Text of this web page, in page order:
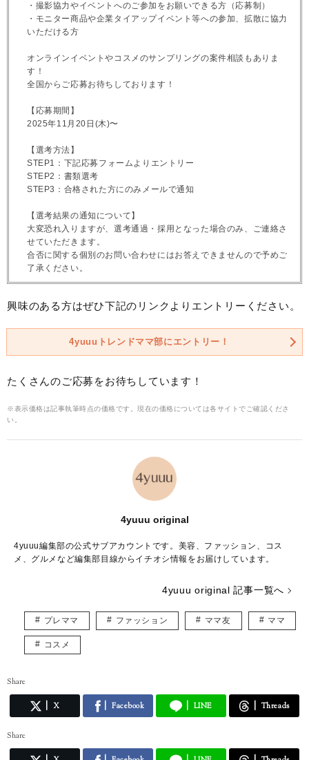
・撮影協力やイベントへのご参加をお願いできる方（応募制）
・モニター商品や企業タイアップイベント等への参加、拡散に協力
いただける方
オンラインイベントやコスメのサンプリングの案件相談もありま
す！
全国からご応募お待ちしております！
【応募期間】
2025年11月20日(木)〜
【選考方法】
STEP1：下記応募フォームよりエントリー
STEP2：書類選考
STEP3：合格された方にのみメールで通知
【選考結果の通知について】
大変恐れ入りますが、選考通過・採用となった場合のみ、ご連絡さ
せていただきます。
合否に関する個別のお問い合わせにはお答えできませんので予めご
了承ください。
興味のある方はぜひ下記のリンクよりエントリーください。
4yuuuトレンドママ部にエントリー！
たくさんのご応募をお待ちしています！
※表示価格は記事執筆時点の価格です。現在の価格については各サイトでご確認くださ
い。
4yuuu original
4yuuu編集部の公式サブアカウントです。美容、ファッション、コス
メ、グルメなど編集部目線からイチオシ情報をお届けしています。
4yuuu original 記事一覧へ
プレママ ファッション ママ友 ママ
コスメ
Share
X Facebook LINE Threads
Share